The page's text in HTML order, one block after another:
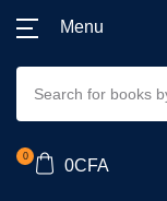
Menu
0
0CFA